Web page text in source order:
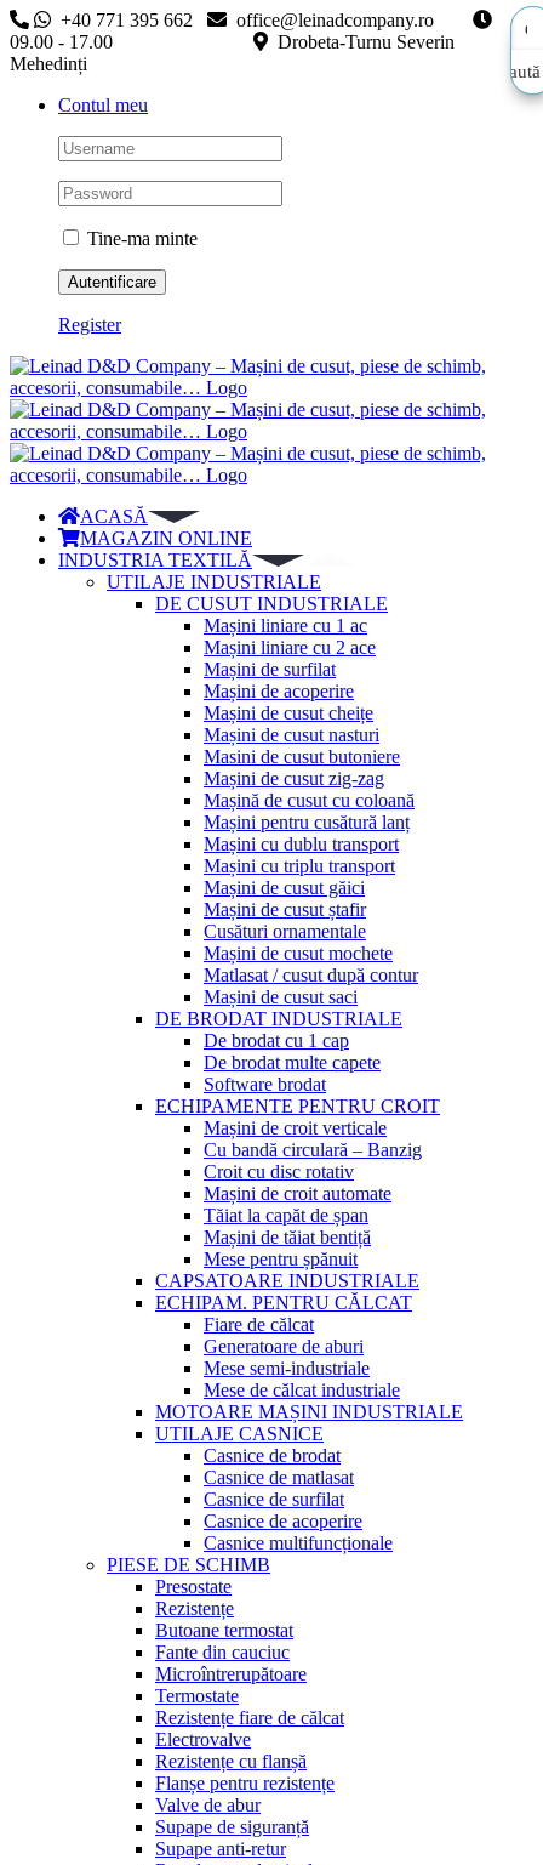
Skip
to
content
+40 771 395 662
office@leinadcompany.ro
09.00 - 17.00
Drobeta-Turnu Severin
Mehedinți
Contul meu
Tine-ma minte
Register
ACASĂ
MAGAZIN ONLINE
INDUSTRIA TEXTILĂ
UTILAJE INDUSTRIALE
DE CUSUT INDUSTRIALE
Mașini liniare cu 1 ac
Mașini liniare cu 2 ace
Mașini de surfilat
Mașini de acoperire
Mașini de cusut cheițe
Mașini de cusut nasturi
Masini de cusut butoniere
Mașini de cusut zig-zag
Mașină de cusut cu coloană
Mașini pentru cusătură lanț
Mașini cu dublu transport
Mașini cu triplu transport
Mașini de cusut găici
Mașini de cusut ștafir
Cusături ornamentale
Mașini de cusut mochete
Matlasat / cusut după contur
Mașini de cusut saci
DE BRODAT INDUSTRIALE
De brodat cu 1 cap
De brodat multe capete
Software brodat
ECHIPAMENTE PENTRU CROIT
Mașini de croit verticale
Cu bandă circulară – Banzig
Croit cu disc rotativ
Mașini de croit automate
Tăiat la capăt de șpan
Mașini de tăiat bentiță
Mese pentru șpănuit
CAPSATOARE INDUSTRIALE
ECHIPAM. PENTRU CĂLCAT
Fiare de călcat
Generatoare de aburi
Mese semi-industriale
Mese de călcat industriale
MOTOARE MAȘINI INDUSTRIALE
UTILAJE CASNICE
Casnice de brodat
Casnice de matlasat
Casnice de surfilat
Casnice de acoperire
Casnice multifuncționale
PIESE DE SCHIMB
Presostate
Rezistențe
Butoane termostat
Fante din cauciuc
Microîntrerupătoare
Termostate
Rezistențe fiare de călcat
Electrovalve
Rezistențe cu flanșă
Flanșe pentru rezistențe
Valve de abur
Supape de siguranță
Supape anti-retur
Caută
Caută